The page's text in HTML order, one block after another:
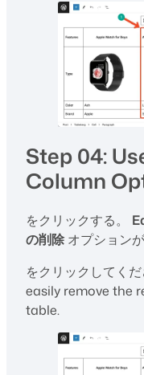
Step 04:
Column
をクリックする。
の削除 オプションが
をクリックしてくだ
easily remove the
table.